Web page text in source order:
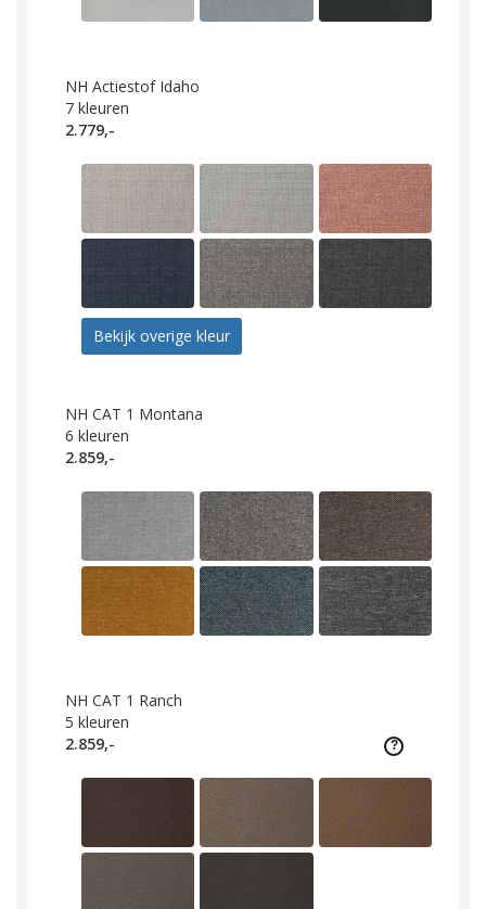
NH Actiestof Idaho
7 kleuren
2.779,-
Bekijk overige kleur
NH CAT 1 Montana
6 kleuren
2.859,-
NH CAT 1 Ranch
5 kleuren
2.859,-